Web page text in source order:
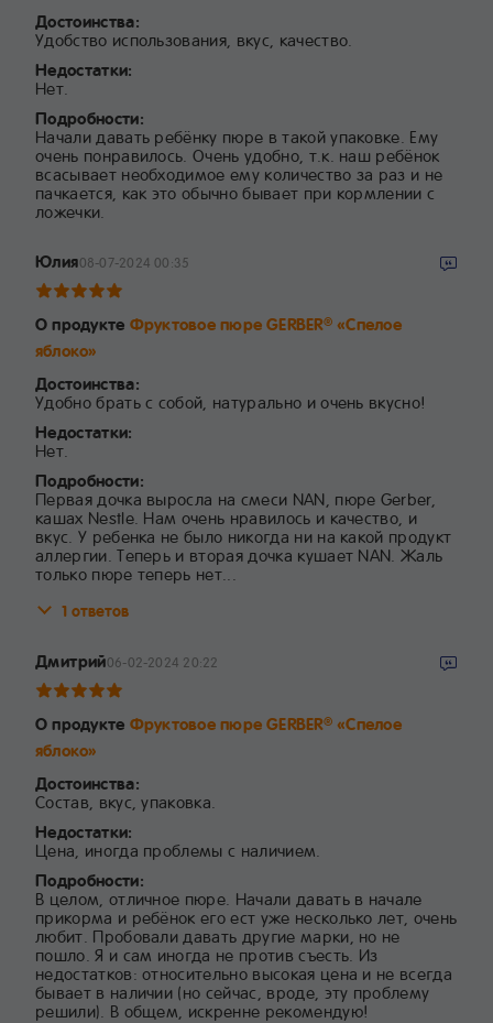
Достоинства:
Удобство использования, вкус, качество.
Недостатки:
Нет.
Подробности:
Начали давать ребёнку пюре в такой упаковке. Ему
очень понравилось. Очень удобно, т.к. наш ребёнок
всасывает необходимое ему количество за раз и не
пачкается, как это обычно бывает при кормлении с
ложечки.
Юлия08-07-2024 00:35
О продукте Фруктовое пюре GERBER®«Спелое
яблоко»
Достоинства:
Удобно брать с собой, натурально и очень вкусно!
Недостатки:
Нет.
Подробности:
Первая дочка выросла на смеси NAN, пюре Gerber,
кашах Nestle. Нам очень нравилось и качество, и
вкус. У ребенка не было никогда ни на какой продукт
аллергии. Теперь и вторая дочка кушает NAN. Жаль
только пюре теперь нет...
1 ответов
Дмитрий06-02-2024 20:22
О продукте Фруктовое пюре GERBER®«Спелое
яблоко»
Достоинства:
Состав, вкус, упаковка.
Недостатки:
Цена, иногда проблемы с наличием.
Подробности:
В целом, отличное пюре. Начали давать в начале
прикорма и ребёнок его ест уже несколько лет, очень
любит. Пробовали давать другие марки, но не
пошло. Я и сам иногда не против съесть. Из
недостатков: относительно высокая цена и не всегда
бывает в наличии (но сейчас, вроде, эту проблему
решили). В общем, искренне рекомендую!